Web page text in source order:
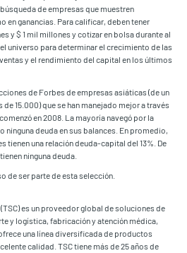
de empresas que muestren
en ganancias. Para calificar, deben tener
y $ 1 mil millones y cotizar en bolsa durante al
universo para determinar el crecimiento de las
y el rendimiento del capital en los últimos
de Forbes de empresas asiáticas (de un
15.000) que se han manejado mejor a través
en 2008. La mayoría navegó por la
deuda en sus balances. En promedio,
tienen una relación deuda-capital del 13%. De
ninguna deuda.
de ser parte de esta selección.
es un proveedor global de soluciones de
y logística, fabricación y atención médica,
una línea diversificada de productos
calidad. TSC tiene más de 25 años de